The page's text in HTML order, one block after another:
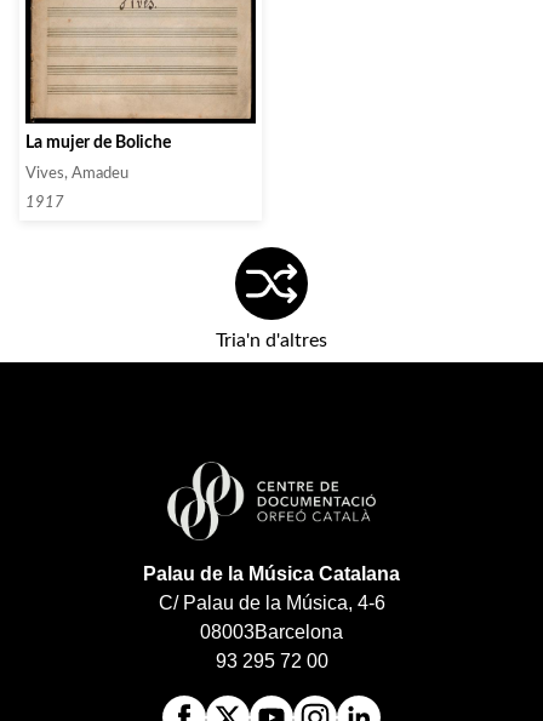
La mujer de Boliche
Vives, Amadeu
1917
Tria'n d'altres
Palau de la Música Catalana
C/ Palau de la Música, 4-6
08003Barcelona
93 295 72 00